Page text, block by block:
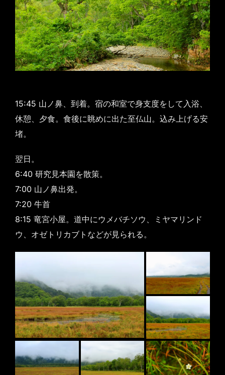
15:45 山ノ鼻、到着。宿の和室で身支度をして入浴、
休憩、夕食。食後に眺めに出た至仏山。込み上げる安
堵。
翌日。
6:40 研究見本園を散策。
7:00 山ノ鼻出発。
7:20 牛首
8:15 竜宮小屋。道中にウメバチソウ、ミヤマリンド
ウ、オゼトリカブトなどが見られる。